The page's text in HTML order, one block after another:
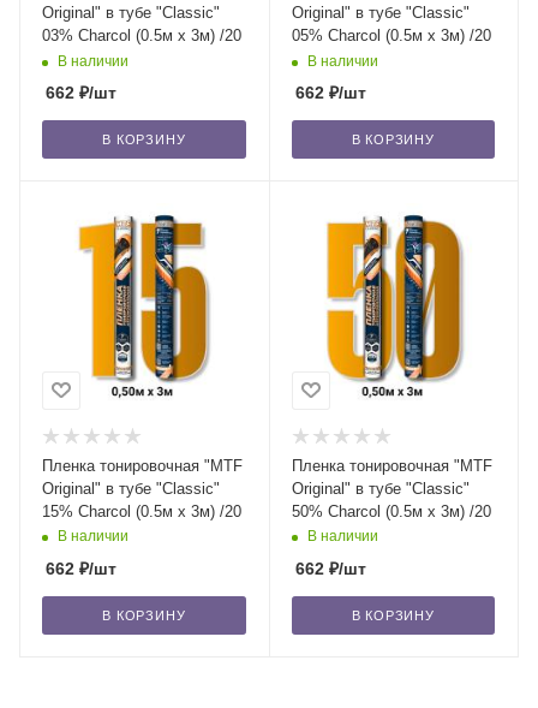
Original" в тубе "Classic"
03% Сharcol (0.5м х 3м) /20
В наличии
662 ₽/шт
В КОРЗИНУ
Original" в тубе "Classic"
05% Сharcol (0.5м х 3м) /20
В наличии
662₽/шт
В КОРЗИНУ
Пленка тонировочная "MTF
Original" в тубе "Classic"
15% Сharcol (0.5м х 3м) /20
В наличии
662 ₽/шт
В КОРЗИНУ
Пленка тонировочная "MTF
Original" в тубе "Classic"
50% Сharcol (0.5м х 3м) /20
В наличии
662₽/шт
В КОРЗИНУ